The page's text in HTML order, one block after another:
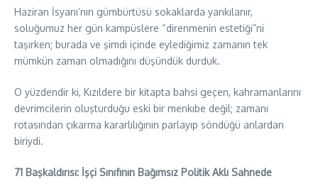
Haziran İsyanı’nın gümbürtüsü sokaklarda yankılanır,
soluğumuz her gün kampüslere “direnmenin estetiği”ni
taşırken; burada ve şimdi içinde eylediğimiz zamanın tek
mümkün zaman olmadığını düşündük durduk.
O yüzdendir ki, Kızıldere bir kitapta bahsi geçen, kahramanlarını
devrimcilerin oluşturduğu eski bir menkıbe değil; zamanı
rotasından çıkarma kararlılığının parlayıp söndüğü anlardan
biriydi.
71 Başkaldırısı: İşçi Sınıfının Bağımsız Politik Aklı Sahnede